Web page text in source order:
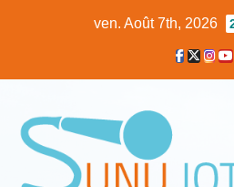
ven. Août 7th, 2026